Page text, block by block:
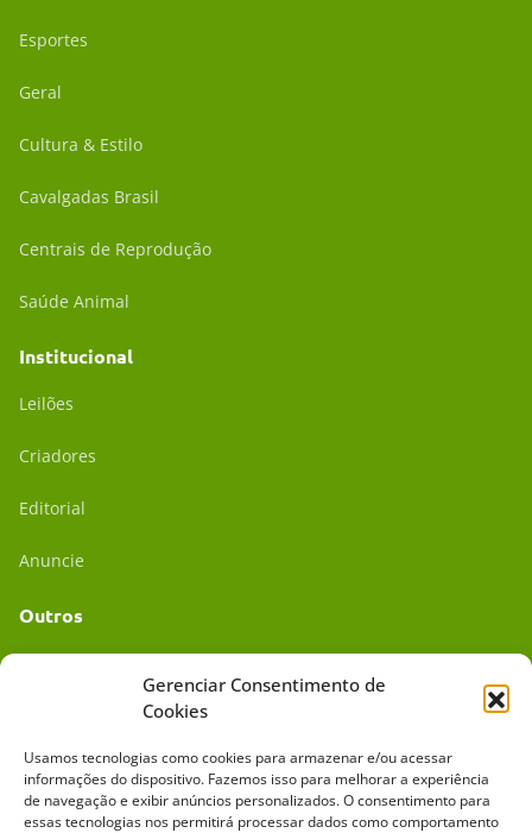
Gerenciar Consentimento de
Cookies
Usamos tecnologias como cookies para armazenar e/ou acessar
informações do dispositivo. Fazemos isso para melhorar a experiência
de navegação e exibir anúncios personalizados. O consentimento para
essas tecnologias nos permitirá processar dados como comportamento
Esportes
Geral
Cultura & Estilo
Cavalgadas Brasil
Centrais de Reprodução
Saúde Animal
Institucional
Leilões
Criadores
Editorial
Anuncie
Outros
Mídia Kit